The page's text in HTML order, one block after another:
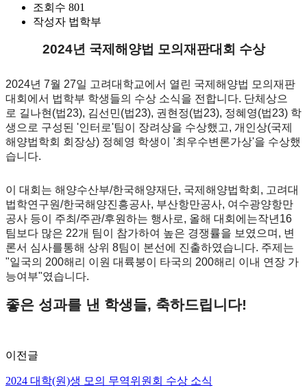
조회수 801
작성자 법학부
2024년 국제해양법 모의재판대회 수상
2024년 7월 27일 고려대학교에서 열린 국제해양법 모의재판
대회에서 법학부 학생들의 수상 소식을 전합니다. 단체상으
로 길나현(법23), 김선민(법23), 권현정(법23), 정혜영(법23) 학
생으로 구성된 '인터로'팀이 장려상을 수상했고, 개인상(국제
해양법학회 회장상) 정혜영 학생이 '최우수변론가상'을 수상했
습니다.
이 대회는 해양수산부/한국해양재단, 국제해양법학회, 고려대
법학연구원/한국해양진흥공사, 부산항만공사, 여수광양항만
공사 등이 주최/주관/후원하는 행사로, 올해 대회에는작년16
팀보다 많은 22개 팀이 참가하여 높은 경쟁률을 보였으며, 변
론서 심사를통해 상위 8팀이 본선에 진출하였습니다. 주제는
"일국의 200해리 이원 대륙붕이 타국의 200해리 이내 연장 가
능여부"였습니다.
좋은 성과를 낸 학생들, 축하드립니다!
이전글
2024 대학(원)생 모의 무역위원회 수상 소식